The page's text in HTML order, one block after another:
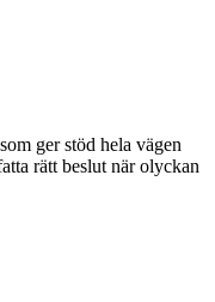
ger stöd hela vägen
rätt beslut när olyckan